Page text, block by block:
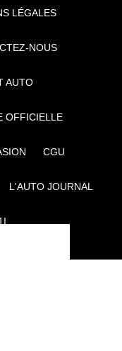
LÉGALES
NOUS
AUTO
OFFICIELLE
CGU
L'AUTO JOURNAL